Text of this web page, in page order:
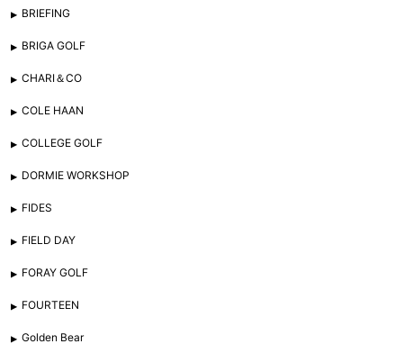
BRIEFING
BRIGA GOLF
CHARI＆CO
COLE HAAN
COLLEGE GOLF
DORMIE WORKSHOP
FIDES
FIELD DAY
FORAY GOLF
FOURTEEN
Golden Bear